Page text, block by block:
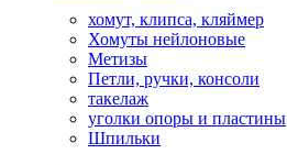
хомут, клипса, кляймер
Хомуты нейлоновые
Метизы
Петли, ручки, консоли
такелаж
уголки опоры и пластины
Шпильки